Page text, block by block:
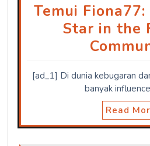
Temui
Star in the
[ad_1] Di dunia kebugaran
banyak
Read